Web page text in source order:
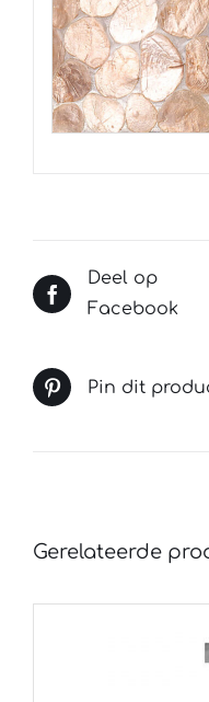
Deel op
Facebook
Pin dit
Gerelateerde